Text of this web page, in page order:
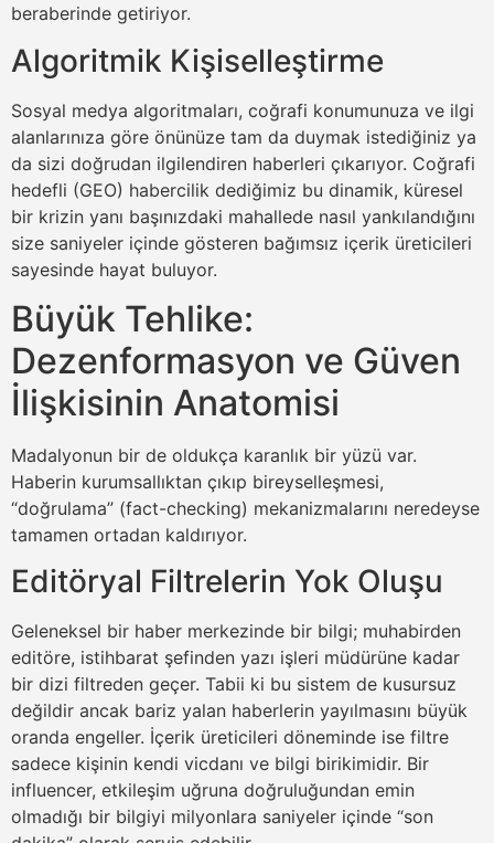
beraberinde getiriyor.
Algoritmik Kişiselleştirme
Sosyal medya algoritmaları, coğrafi konumunuza ve ilgi
alanlarınıza göre önünüze tam da duymak istediğiniz ya
da sizi doğrudan ilgilendiren haberleri çıkarıyor. Coğrafi
hedefli (GEO) habercilik dediğimiz bu dinamik, küresel
bir krizin yanı başınızdaki mahallede nasıl yankılandığını
size saniyeler içinde gösteren bağımsız içerik üreticileri
sayesinde hayat buluyor.
Büyük Tehlike:
Dezenformasyon ve Güven
İlişkisinin Anatomisi
Madalyonun bir de oldukça karanlık bir yüzü var.
Haberin kurumsallıktan çıkıp bireyselleşmesi,
“doğrulama” (fact-checking) mekanizmalarını neredeyse
tamamen ortadan kaldırıyor.
Editöryal Filtrelerin Yok Oluşu
Geleneksel bir haber merkezinde bir bilgi; muhabirden
editöre, istihbarat şefinden yazı işleri müdürüne kadar
bir dizi filtreden geçer. Tabii ki bu sistem de kusursuz
değildir ancak bariz yalan haberlerin yayılmasını büyük
oranda engeller. İçerik üreticileri döneminde ise filtre
sadece kişinin kendi vicdanı ve bilgi birikimidir. Bir
influencer, etkileşim uğruna doğruluğundan emin
olmadığı bir bilgiyi milyonlara saniyeler içinde “son